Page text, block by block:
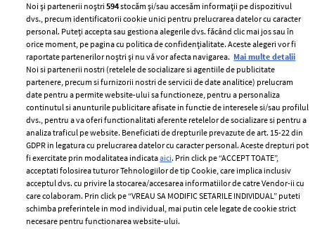
iconice rochii de mireasă din toate timpurile atunci
când s-a căsătorit cu Prințul Charles, în 1981. Dar, ce
majoritatea oamenilor nu știu, este că a fost creată și o
rochie de rezervă.
+ MAI MULTE
Noi și partenerii noștri594stocăm și/sau accesăm informații pe dispozitivul
dvs., precum identificatorii cookie unici pentru prelucrarea datelor cu caracter
personal. Puteți accepta sau gestiona alegerile dvs. făcând clic mai jos sau în
orice moment, pe pagina cu politica de confidențialitate. Aceste alegeri vor fi
raportate partenerilor noștri și nu vă vor afecta navigarea. Mai multe detalii
Noi si partenerii nostri (retelele de socializare si agentiile de publicitate
partenere, precum si furnizorii nostri de servicii de date analitice) prelucram
date pentru a permite website-ului sa functioneze, pentru a personaliza
continutul si anunturile publicitare afisate in functie de interesele si/sau profilul
dvs., pentru a va oferi functionalitati aferente retelelor de socializare si pentru a
analiza traficul pe website. Beneficiati de drepturile prevazute de art. 15-22 din
GDPR in legatura cu prelucrarea datelor cu caracter personal. Aceste drepturi pot
fi exercitate prin modalitatea indicataaici. Prin click pe “ACCEPT TOATE”,
acceptati folosirea tuturor Tehnologiilor de tip Cookie, care implica inclusiv
acceptul dvs. cu privire la stocarea/accesarea informatiilor de catre Vendor-ii cu
care colaboram. Prin click pe “VREAU SA MODIFIC SETARILE INDIVIDUAL” puteti
schimba preferintele in mod individual, mai putin cele legate de cookie strict
necesare pentru functionarea website-ului.